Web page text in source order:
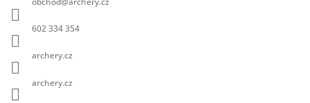
602 334 354
archery.cz
archery.cz